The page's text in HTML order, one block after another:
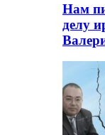
Нам
делу